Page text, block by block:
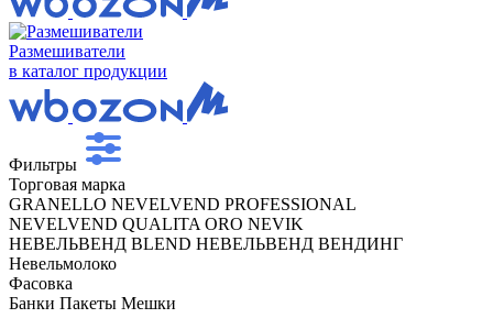
Размешиватели
в каталог продукции
Фильтры
Торговая марка
GRANELLO NEVELVEND PROFESSIONAL
NEVELVEND QUALITA ORO NEVIK
НЕВЕЛЬВЕНД BLEND НЕВЕЛЬВЕНД ВЕНДИНГ
Невельмолоко
Фасовка
Банки Пакеты Мешки